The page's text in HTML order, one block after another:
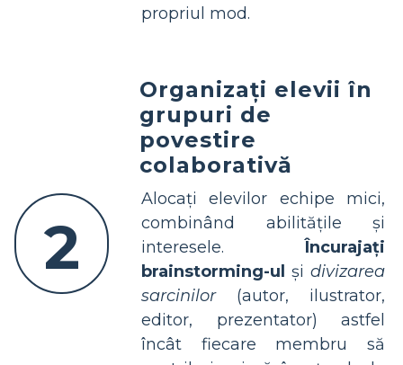
propriul mod.
2
Organizați elevii în
grupuri de
povestire
colaborativă
Alocați elevilor echipe mici,
combinând abilitățile și
interesele.Încurajați
brainstorming-ul și divizarea
sarcinilor(autor, ilustrator,
editor, prezentator) astfel
încât fiecare membru să